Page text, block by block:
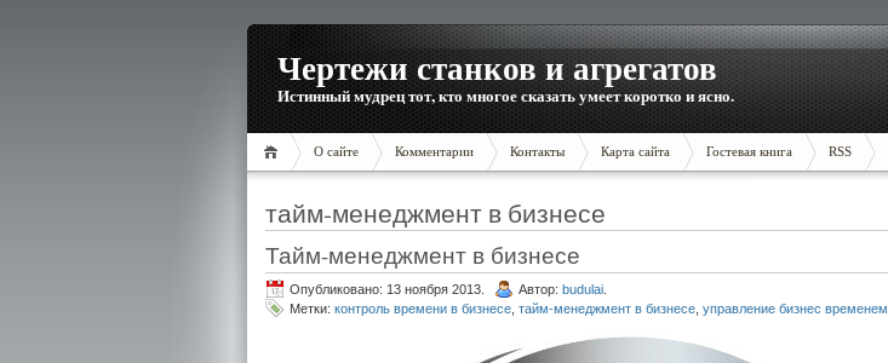
Чертежи станков и агрегатов
Истинный мудрец тот, кто многое сказать умеет коротко и ясно.
О сайте Комментарии Контакты Карта сайта Гостевая книга RSS
тайм-менеджмент в бизнесе
Тайм-менеджмент в бизнесе
Опубликовано: 13 ноября 2013. Автор: budulai
Метки: контроль времени в бизнесе тайм-менеджмент в бизнесе управление бизнес временем